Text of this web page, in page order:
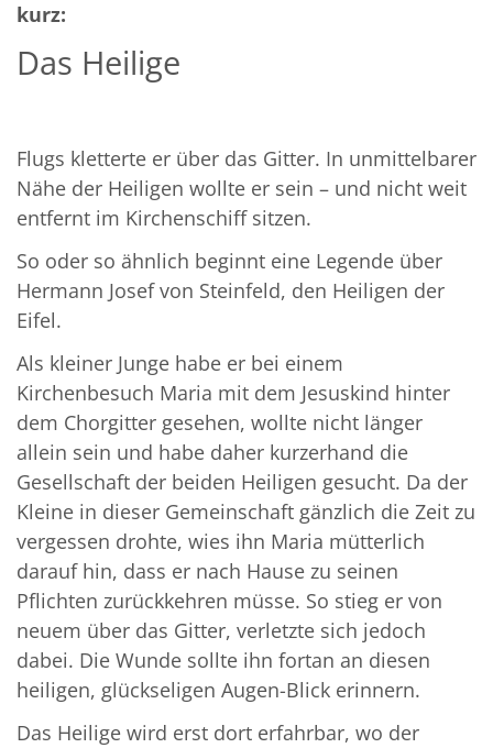
kurz:
Das Heilige
Flugs kletterte er über das Gitter. In unmittelbarer
Nähe der Heiligen wollte er sein – und nicht weit
entfernt im Kirchenschiff sitzen.
So oder so ähnlich beginnt eine Legende über
Hermann Josef von Steinfeld, den Heiligen der
Eifel.
Als kleiner Junge habe er bei einem
Kirchenbesuch Maria mit dem Jesuskind hinter
dem Chorgitter gesehen, wollte nicht länger
allein sein und habe daher kurzerhand die
Gesellschaft der beiden Heiligen gesucht. Da der
Kleine in dieser Gemeinschaft gänzlich die Zeit zu
vergessen drohte, wies ihn Maria mütterlich
darauf hin, dass er nach Hause zu seinen
Pflichten zurückkehren müsse. So stieg er von
neuem über das Gitter, verletzte sich jedoch
dabei. Die Wunde sollte ihn fortan an diesen
heiligen, glückseligen Augen-Blick erinnern.
Das Heilige wird erst dort erfahrbar, wo der